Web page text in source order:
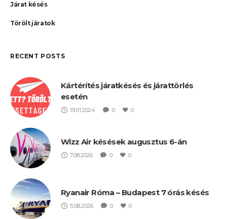
Járat késés
Törölt járatok
RECENT POSTS
Kártérítés járatkésés és járattörlés
esetén
19.01.2024 0 0
Wizz Air késések augusztus 6-án
7.08.2026 0 0
Ryanair Róma – Budapest 7 órás késés
5.08.2026 0 0